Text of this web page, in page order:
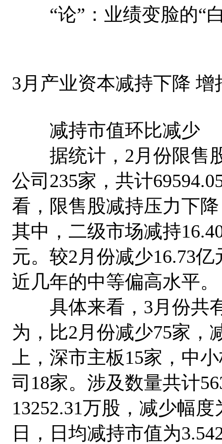
“论”：业绩变脸的“
3月产业资本减持下降 增
减持市值环比减少
据统计，2月份限售股
公司235家，共计
看，限售股减持压力下
其中，二级市场减持
元。较2月份减少16.73
近几年的中等偏高水平。
具体来看，3月份共有
为，比2月份减少75家，
上，深市主板15家，中
司18家。涉及数量共计
13252.31万股，减少幅
日，日均减持市值为